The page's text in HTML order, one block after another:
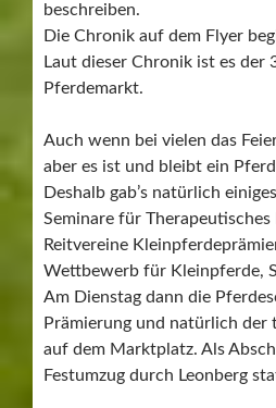
beschreiben.
Die Chronik auf dem Flyer
Laut dieser Chronik ist es der
Pferdemarkt.
Auch wenn bei vielen das
aber es ist und bleibt ein
Deshalb gab’s natürlich
Seminare für
Reitvereine
Wettbewerb für Kleinpferde,
Am Dienstag dann die
Prämierung und natürlich der
auf dem Marktplatz. Als
Festumzug durch Leonberg